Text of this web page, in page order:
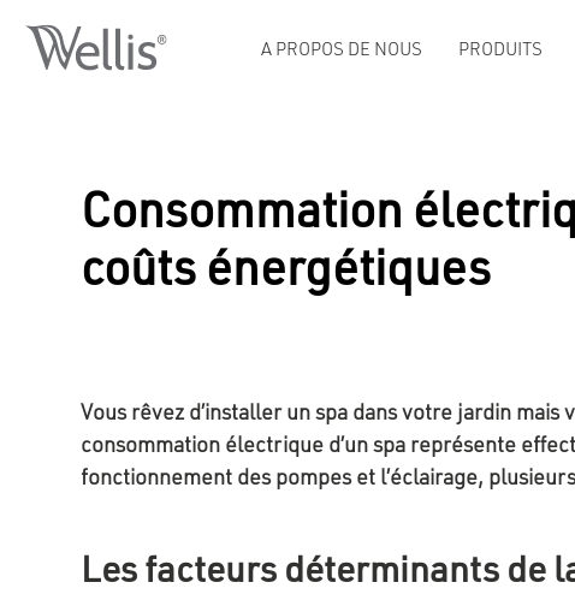
A PROPOS DE NOUS PRODUITS
Consommation
coûts énergétiques
Vous rêvez d’installer un spa dans votre jardin
consommation électrique d’un spa représente
fonctionnement des pompes et l’éclairage,
Les facteurs déterminants de